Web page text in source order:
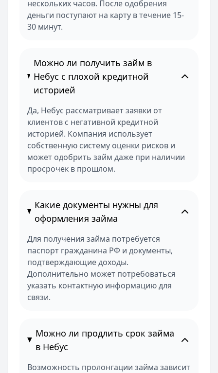
нескольких часов. После одобрения
деньги поступают на карту в течение 15-
30 минут.
Можно ли получить займ в
Небус с плохой кредитной
историей
Да, Небус рассматривает заявки от
клиентов с негативной кредитной
историей. Компания использует
собственную систему оценки рисков и
может одобрить займ даже при наличии
просрочек в прошлом.
Какие документы нужны для
оформления займа
Для получения займа потребуется
паспорт гражданина РФ и документы,
подтверждающие доходы.
Дополнительно может потребоваться
указать контактную информацию для
связи.
Можно ли продлить срок займа
в Небус
Возможность пролонгации займа зависит